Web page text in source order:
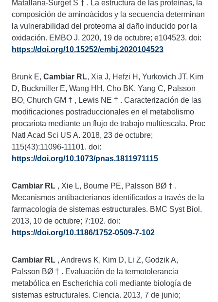
Matallana-Surget S † . La estructura de las proteínas, la
composición de aminoácidos y la secuencia determinan
la vulnerabilidad del proteoma al daño inducido por la
oxidación. EMBO J. 2020, 19 de octubre; e104523. doi:
https://doi.org/10.15252/embj.2020104523
Brunk E, Cambiar RL, Xia J, Hefzi H, Yurkovich JT, Kim
D, Buckmiller E, Wang HH, Cho BK, Yang C, Palsson
BO, Church GM † , Lewis NE † . Caracterización de las
modificaciones postraduccionales en el metabolismo
procariota mediante un flujo de trabajo multiescala. Proc
Natl Acad Sci US A. 2018, 23 de octubre;
115(43):11096-11101. doi:
https://doi.org/10.1073/pnas.1811971115
Cambiar RL , Xie L, Bourne PE, Palsson BØ † .
Mecanismos antibacterianos identificados a través de la
farmacología de sistemas estructurales. BMC Syst Biol.
2013, 10 de octubre; 7:102. doi:
https://doi.org/10.1186/1752-0509-7-102
Cambiar RL , Andrews K, Kim D, Li Z, Godzik A,
Palsson BØ † . Evaluación de la termotolerancia
metabólica en Escherichia coli mediante biología de
sistemas estructurales. Ciencia. 2013, 7 de junio;